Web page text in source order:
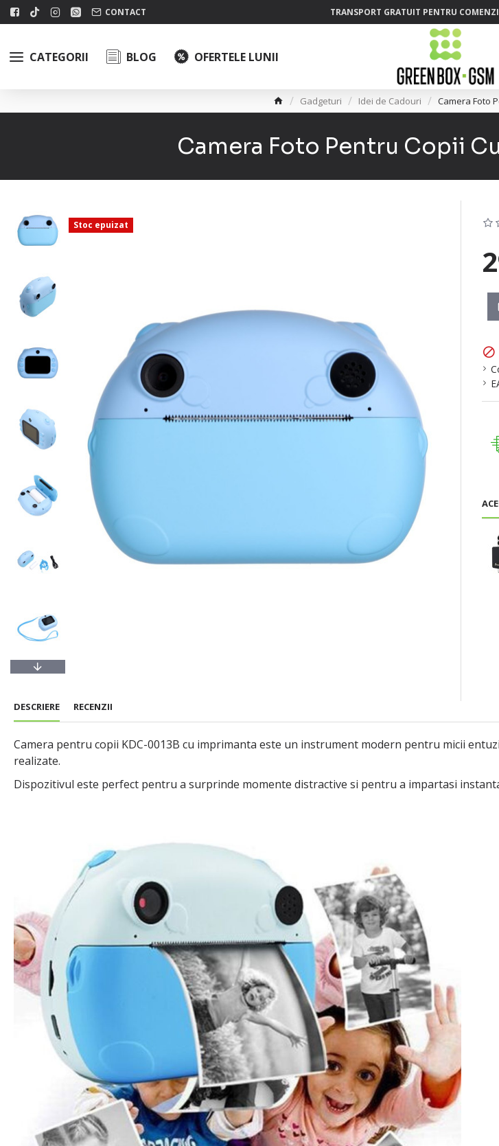
CONTACT TRANSPORT GRATUIT PENTRU
CATEGORII BLOG OFERTELE LUNII
Gadgeturi Idei de Cadouri Camera Foto
Camera Foto Pentru Copii
Stoc epuizat
DESCRIERE RECENZII
Camera pentru copii KDC-0013B cu imprimanta este un instrument modern pentru micii
realizate.
Dispozitivul este perfect pentru a surprinde momente distractive si pentru a impartasi